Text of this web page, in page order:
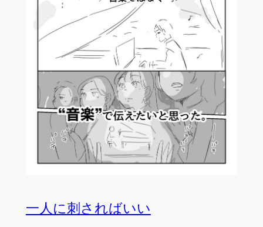
一人に刺さればいい